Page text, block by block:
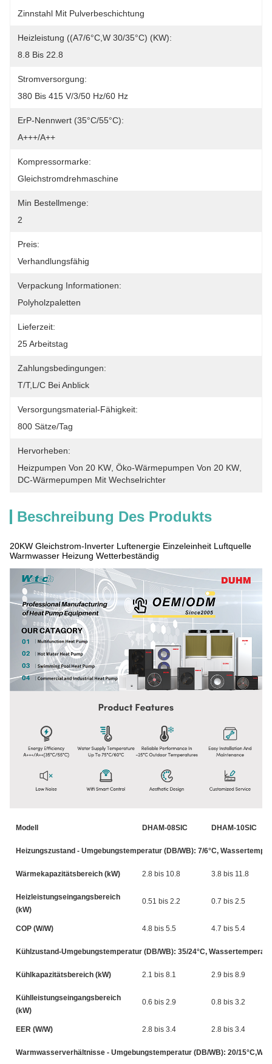
Zinnstahl Mit Pulverbeschichtung
Heizleistung ((A7/6°C,W 30/35°C) (kW):
8.8 Bis 22.8
Stromversorgung:
380 Bis 415 V/3/50 Hz/60 Hz
ErP-Nennwert (35°C/55°C):
A+++/A++
Kompressormarke:
Gleichstromdrehmaschine
Min Bestellmenge:
2
Preis:
Verhandlungsfähig
Verpackung Informationen:
Polyholzpaletten
Lieferzeit:
25 Arbeitstag
Zahlungsbedingungen:
T/T,L/C Bei Anblick
Versorgungsmaterial-Fähigkeit:
800 Sätze/Tag
Hervorheben:
Heizpumpen Von 20 KW Öko-Wärmepumpen Von 20 KW
DC-Wärmepumpen Mit Wechselrichter
Beschreibung Des Produkts
20KW Gleichstrom-Inverter Luftenergie Einzeleinheit Luftquelle
Warmwasser Heizung Wetterbeständig
Modell DHAM-08SIC DHAM-10SIC
Heizungszustand - Umgebungstemperatur (DB/WB): 7/6°C,
Wärmekapazitätsbereich (kW) 2.8 bis 10.8 3.8 bis 11.8
Heizleistungseingangsbereich
(kW)
0.51 bis 2.2 0.7 bis 2.5
COP (W/W) 4.8 bis 5.5 4.7 bis 5.4
Kühlzustand-Umgebungstemperatur (DB/WB): 35/24°C,
Kühlkapazitätsbereich (kW) 2.1 bis 8.1 2.9 bis 8.9
Kühlleistungseingangsbereich
(kW)
0.6 bis 2.9 0.8 bis 3.2
EER (W/W) 2.8 bis 3.4 2.8 bis 3.4
Warmwasserverhältnisse - Umgebungstemperatur (DB/WB): 20/